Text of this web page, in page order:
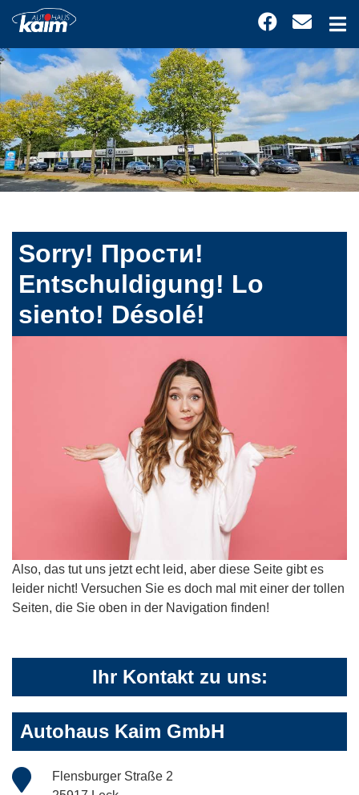
Sorry! Прости!
Entschuldigung! Lo
siento! Désolé!
Also, das tut uns jetzt echt leid, aber diese Seite gibt es
leider nicht! Versuchen Sie es doch mal mit einer der tollen
Seiten, die Sie oben in der Navigation finden!
Ihr Kontakt zu uns:
Autohaus Kaim GmbH
Flensburger Straße 2